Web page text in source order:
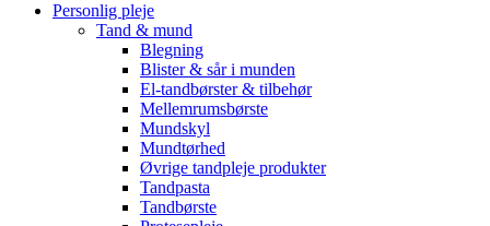
Personlig pleje
Tand & mund
Blegning
Blister & sår i munden
El-tandbørster & tilbehør
Mellemrumsbørste
Mundskyl
Mundtørhed
Øvrige tandpleje produkter
Tandpasta
Tandbørste